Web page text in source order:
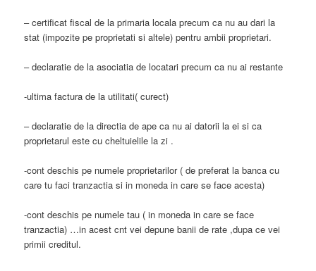
– certificat fiscal de la primaria locala precum ca nu au dari la
stat (impozite pe proprietati si altele) pentru ambii proprietari.
– declaratie de la asociatia de locatari precum ca nu ai restante
-ultima factura de la utilitati( curect)
– declaratie de la directia de ape ca nu ai datorii la ei si ca
proprietarul este cu cheltuielile la zi .
-cont deschis pe numele proprietarilor ( de preferat la banca cu
care tu faci tranzactia si in moneda in care se face acesta)
-cont deschis pe numele tau ( in moneda in care se face
tranzactia) …in acest cnt vei depune banii de rate ,dupa ce vei
primii creditul.